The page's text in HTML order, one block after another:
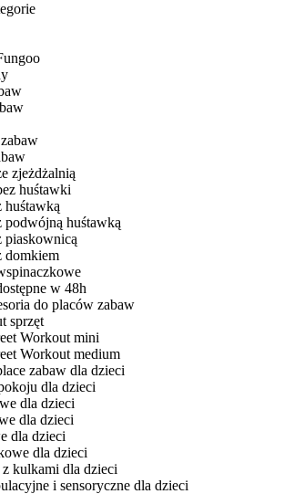
zjeżdżalnią
huśtawki
huśtawką
podwójną huśtawką
piaskownicą
domkiem
w 48h
do placów zabaw
sprzęt
Workout mini
Workout medium
zabaw dla dzieci
dla dzieci
dla dzieci
dla dzieci
dla dzieci
dla dzieci
z kulkami dla dzieci
i sensoryczne dla dzieci